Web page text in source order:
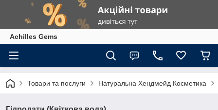
Achilles Gems
Товари та послуги Натуральна Хендмейд Косметика